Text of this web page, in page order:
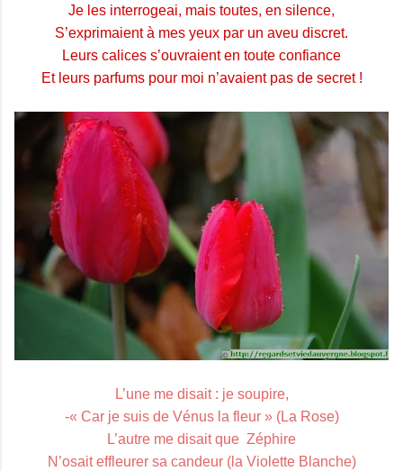
Je les interrogeai, mais toutes, en silence,
S’exprimaient à mes yeux par un aveu discret.
Leurs calices s’ouvraient en toute confiance
Et leurs parfums pour moi n’avaient pas de secret !
L’une me disait : je soupire,
-« Car je suis de Vénus la fleur » (La Rose)
L’autre me disait que Zéphire
N’osait effleurer sa candeur (la Violette Blanche)